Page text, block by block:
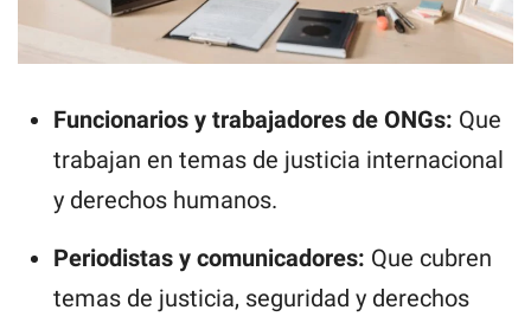
Funcionarios y trabajadores de ONGs: Que
trabajan en temas de justicia internacional
y derechos humanos.
Periodistas y comunicadores: Que cubren
temas de justicia, seguridad y derechos